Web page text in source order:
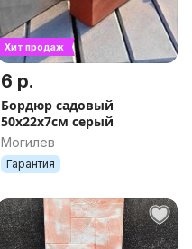
Хит продаж
6 р.
Бордюр садовый
50х22х7см серый
Могилев
Гарантия